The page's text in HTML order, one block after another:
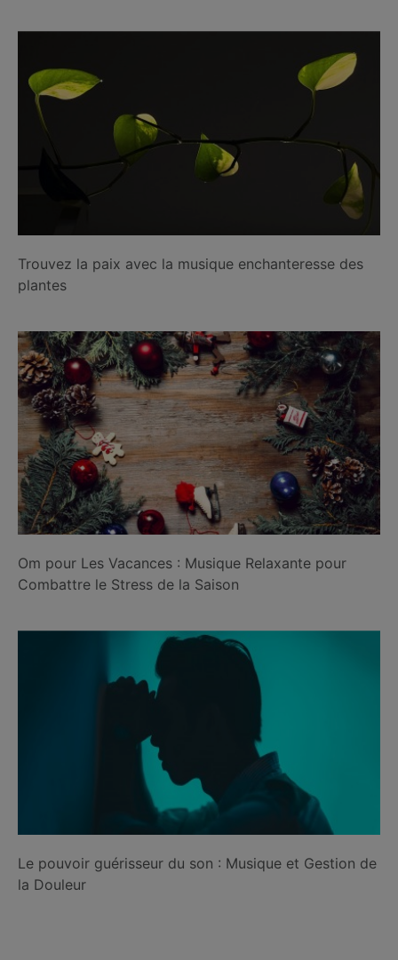
Trouvez la paix avec la musique enchanteresse des
plantes
Om pour Les Vacances : Musique Relaxante pour
Combattre le Stress de la Saison
Le pouvoir guérisseur du son : Musique et Gestion de
la Douleur